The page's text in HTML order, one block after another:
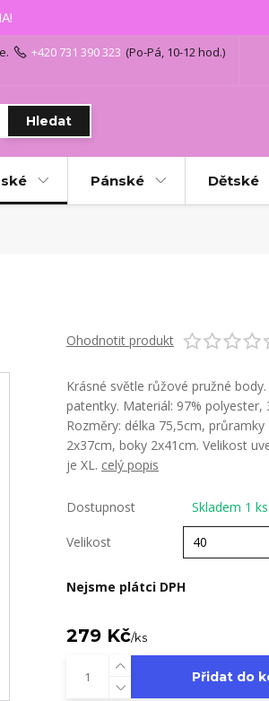
Hledat
+420 731 390 323 (Po-Pá, 10-12 hod.)
Pánské Dětské
Ohodnotit produkt
Krásné světle růžové pružné
patentky. Materiál: 97% polyester,
Rozměry: délka 75,5cm, průramky
2x37cm, boky 2x41cm. Velikost
je XL. celý popis
Dostupnost Skladem 1 ks
Velikost
Nejsme plátci DPH
279 Kč/ks
Přidat do